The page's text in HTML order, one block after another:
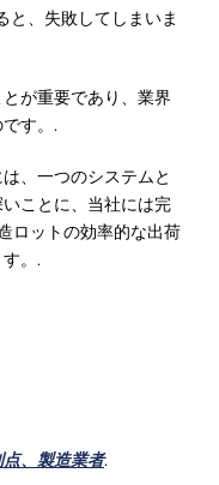
と、失敗してしまいま
が重要であり、業界
す。.
、一つのシステムと
ことに、当社には完
ロットの効率的な出荷
。.
、製造業者.